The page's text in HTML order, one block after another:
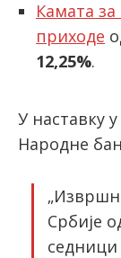
Камата
приходе
12,25%.
У наставку
Народне
Србије